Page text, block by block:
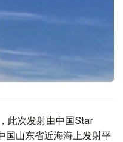
此次发射由中国Star
国山东省近海海上发射平